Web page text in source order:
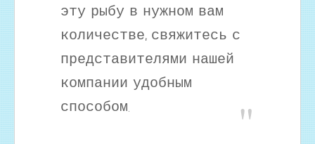
эту рыбу в нужном вам
количестве, свяжитесь с
представителями нашей
компании удобным
способом.